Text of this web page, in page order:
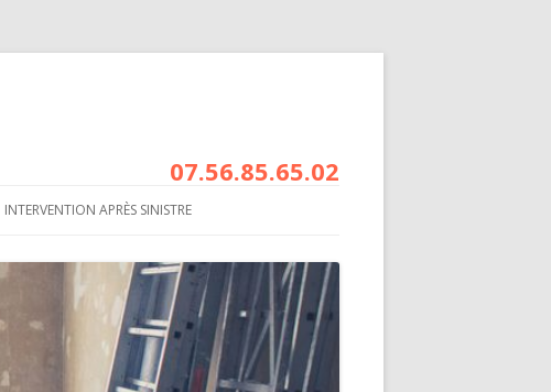
07.56.85.65.02
INTERVENTION APRÈS SINISTRE